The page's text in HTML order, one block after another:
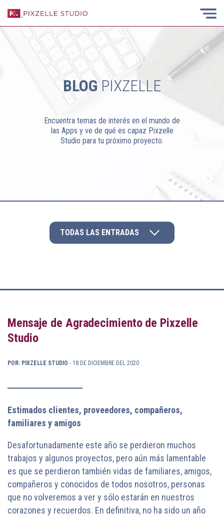
BLOGPIXZELLE
Encuentra temas de interés en el mundo de
las Apps y ve de qué es capaz Pixzelle
Studio para tu próximo proyecto.
TODAS LAS ENTRADAS
Mensaje de Agradecimiento de Pixzelle
Studio
POR: PIXZELLE STUDIO - 18 DE DICIEMBRE DEL 2020
Estimados clientes, proveedores, compañeros,
familiares y amigos
Desafortunadamente este año se perdieron muchos
trabajos y algunos proyectos, pero aún más lamentable
es que se perdieron también vidas de familiares, amigos,
compañeros y conocidos de todos nosotros, personas
que no volveremos a ver y sólo estarán en nuestros
corazones y recuerdos. En definitiva, no ha sido un año